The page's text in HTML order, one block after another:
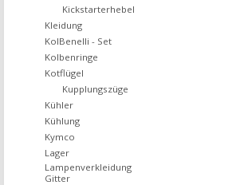
Kickstarterhebel
Kleidung
KolBenelli - Set
Kolbenringe
Kotflügel
Kupplungszüge
Kühler
Kühlung
Kymco
Lager
Lampenverkleidung
Gitter